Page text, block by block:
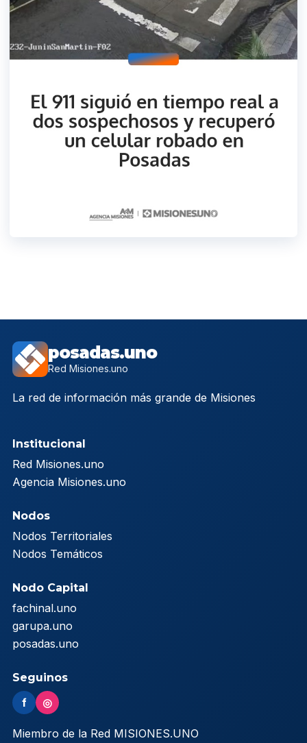
posadas.uno
Red Misiones.uno
La red de información más grande de Misiones
Institucional
Red Misiones.uno
Agencia Misiones.uno
Nodos
Nodos Territoriales
Nodos Temáticos
Nodo Capital
fachinal.uno
garupa.uno
posadas.uno
Seguinos
f ◎
Miembro de la Red MISIONES.UNO